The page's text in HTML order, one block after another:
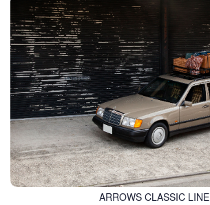
ARROWS CLASSIC LINE